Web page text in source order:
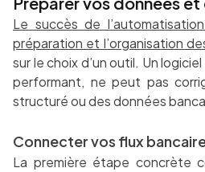
Le succès de
préparation et l’organisation
sur le choix d’un outil. Un
performant, ne peut pas
structuré ou des données
Connecter vos flux
La première étape concrète